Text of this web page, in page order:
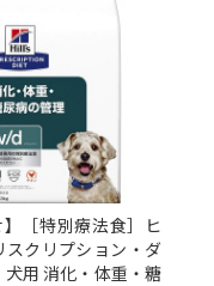
】［特別療法食］ヒ
スクリプション・ダ
犬用 消化・体重・糖